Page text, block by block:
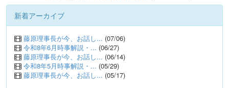
新着アーカイブ
藤原理事長が今、お話し... (07/06)
令和8年6月時事解説・... (06/27)
藤原理事長が今、お話し... (06/14)
令和8年5月時事解説・... (05/29)
藤原理事長が今、お話し... (05/17)